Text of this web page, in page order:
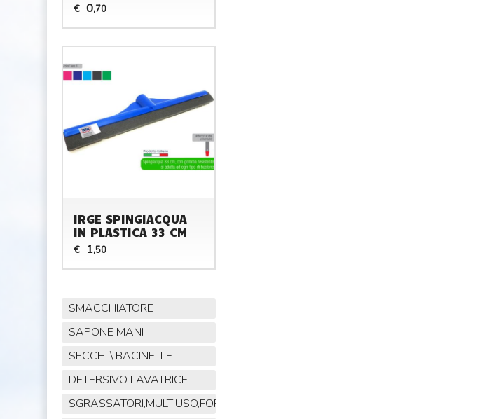
€ 0,70
IRGE SPINGIACQUA
IN PLASTICA 33 CM
€ 1,50
SMACCHIATORE
SAPONE MANI
SECCHI \ BACINELLE
DETERSIVO LAVATRICE
SGRASSATORI,MULTIUSO,FORNO,POLVERE,VETRI,AMMONIACA